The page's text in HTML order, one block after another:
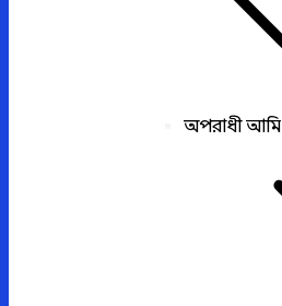
অপরাধী আমি